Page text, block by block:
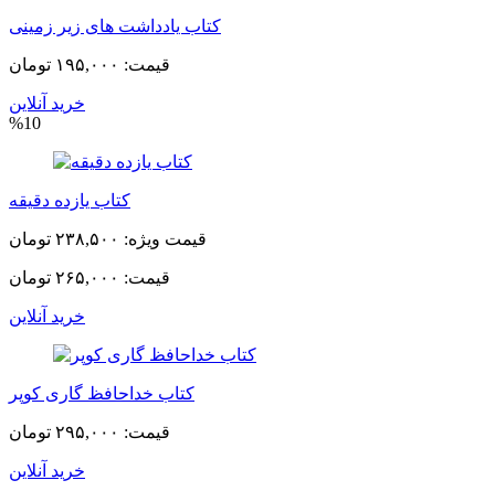
کتاب یادداشت های زیر زمینی
قیمت: ۱۹۵,۰۰۰ تومان
خرید آنلاین
%10
کتاب یازده دقیقه
قیمت ویژه: ۲۳۸,۵۰۰ تومان
قیمت: ۲۶۵,۰۰۰ تومان
خرید آنلاین
کتاب خداحافظ گاری کوپر
قیمت: ۲۹۵,۰۰۰ تومان
خرید آنلاین